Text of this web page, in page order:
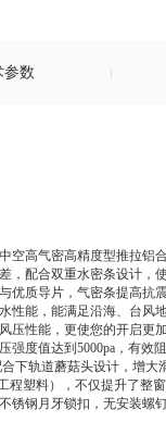
参数
空高气密高精度型推拉铝
，配合双重水密条设计
优质导片，气密条提高抗
性能，能满足沿海、台风
压性能，更使您的开启更
度值达到5000pa，有效
下轨道蘑菇头设计，增
程塑料），不仅提升了整
锈钢月牙锁扣，无安装螺